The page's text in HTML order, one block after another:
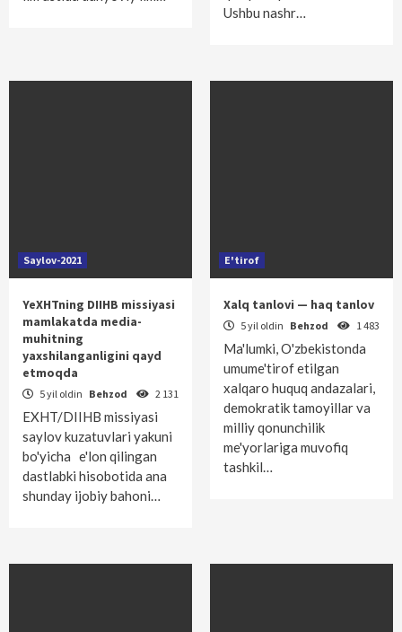
Ushbu nashr…
Saylov-2021
YeXHTning DIIHB missiyasi
mamlakatda media-
muhitning
yaxshilanganligini qayd
etmoqda
5 yil oldin Behzod 2 131
EXHT/DIIHB missiyasi
saylov kuzatuvlari yakuni
bo'yicha e'lon qilingan
dastlabki hisobotida ana
shunday ijobiy bahoni…
E'tirof
Xalq tanlovi — haq tanlov
5 yil oldin Behzod 1 483
Ma'lumki, O'zbekistonda
umume'tirof etilgan
xalqaro huquq andazalari,
demokratik tamoyillar va
milliy qonunchilik
me'yorlariga muvofiq
tashkil…